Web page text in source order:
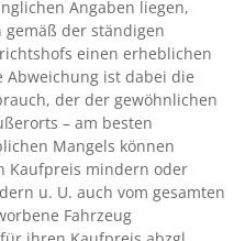
Angaben liegen,
der ständigen
einen erheblichen
ist dabei die
der der gewöhnlichen
– am besten
Mangels können
Kaufpreis mindern oder
u. U. auch vom gesamten
Fahrzeug